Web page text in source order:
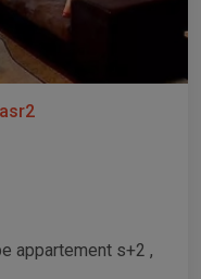
appartement s+2 ,